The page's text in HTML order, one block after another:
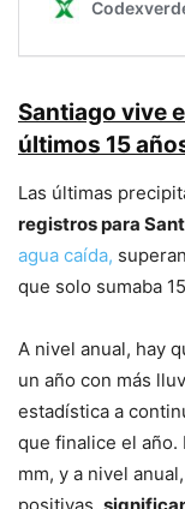
Santiago vive
últimos 15
Las últimas
registros para
agua caída,
que solo sumaba
A nivel anual, hay
un año con más
estadística a
que finalice el año.
mm, y a nivel